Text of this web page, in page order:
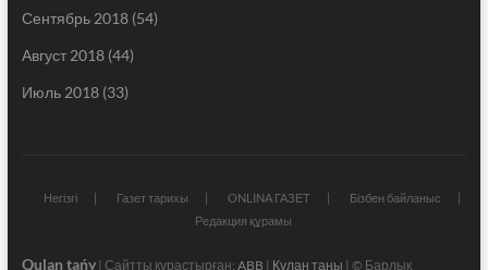
Сентябрь 2018(54)
Август 2018(44)
Июль 2018(33)
Негізгі Газет тарихы ONLINA ГАЗЕТ
Бізбен байланыс
Редакция құрамы
Qulan tańy| Сайтты құрастырған: ABB | Құлан таңы | © Барлық